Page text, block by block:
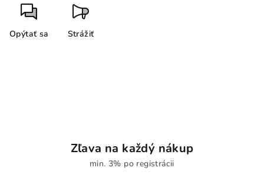
Opýtať sa Strážiť
Zľava na každý nákup
min. 3% po registrácii